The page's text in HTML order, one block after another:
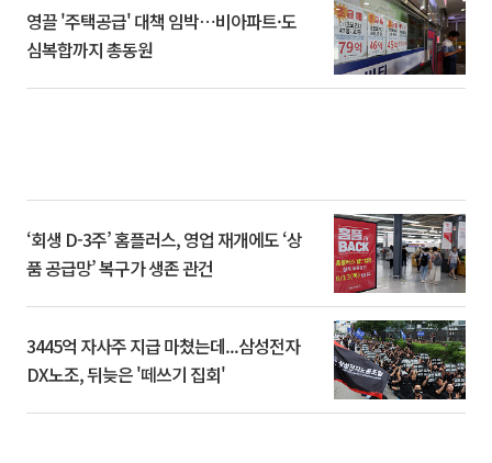
영끌 '주택공급' 대책 임박⋯비아파트·도
심복합까지 총동원
‘회생 D-3주’ 홈플러스, 영업 재개에도 ‘상
품 공급망’ 복구가 생존 관건
3445억 자사주 지급 마쳤는데...삼성전자
DX노조, 뒤늦은 '떼쓰기 집회'